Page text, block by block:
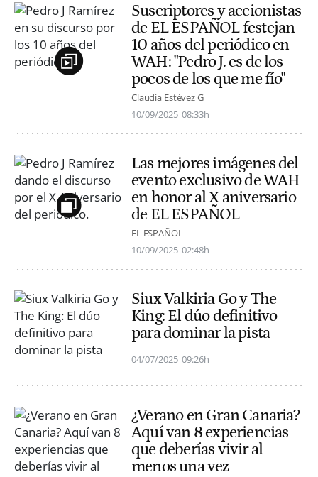
Suscriptores y accionistas
de EL ESPAÑOL festejan
10 años del periódico en
WAH: "Pedro J. es de los
pocos de los que me fío"
Claudia Estévez G
10/09/2025 08:33h
Las mejores imágenes del
evento exclusivo de WAH
en honor al X aniversario
de EL ESPAÑOL
EL ESPAÑOL
10/09/2025 02:48h
Siux Valkiria Go y The
King: El dúo definitivo
para dominar la pista
04/07/2025 09:26h
¿Verano en Gran Canaria?
Aquí van 8 experiencias
que deberías vivir al
menos una vez